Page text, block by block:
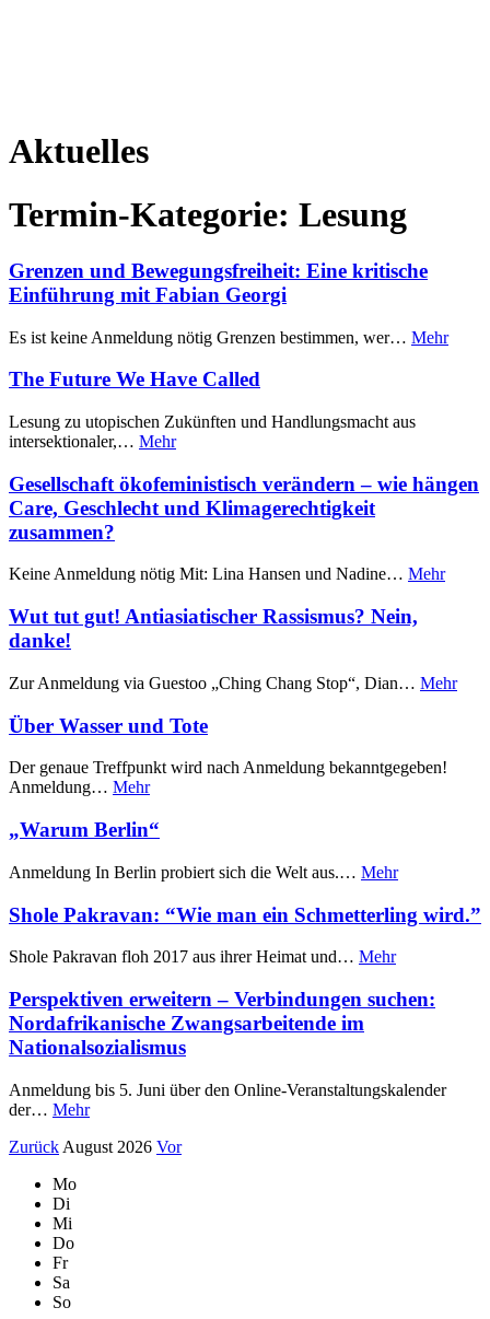
Aktuelles
Termin-Kategorie: Lesung
Grenzen und Bewegungsfreiheit: Eine kritische
Einführung mit Fabian Georgi
Es ist keine Anmeldung nötig Grenzen bestimmen, wer… Mehr
The Future We Have Called
Lesung zu utopischen Zukünften und Handlungsmacht aus
intersektionaler,… Mehr
Gesellschaft ökofeministisch verändern – wie hängen
Care, Geschlecht und Klimagerechtigkeit
zusammen?
Keine Anmeldung nötig Mit: Lina Hansen und Nadine… Mehr
Wut tut gut! Antiasiatischer Rassismus? Nein,
danke!
Zur Anmeldung via Guestoo „Ching Chang Stop“, Dian… Mehr
Über Wasser und Tote
Der genaue Treffpunkt wird nach Anmeldung bekanntgegeben!
Anmeldung… Mehr
„Warum Berlin“
Anmeldung In Berlin probiert sich die Welt aus.… Mehr
Shole Pakravan: “Wie man ein Schmetterling wird.”
Shole Pakravan floh 2017 aus ihrer Heimat und… Mehr
Perspektiven erweitern – Verbindungen suchen:
Nordafrikanische Zwangsarbeitende im
Nationalsozialismus
Anmeldung bis 5. Juni über den Online-Veranstaltungskalender
der… Mehr
Zurück August 2026 Vor
Mo
Di
Mi
Do
Fr
Sa
So